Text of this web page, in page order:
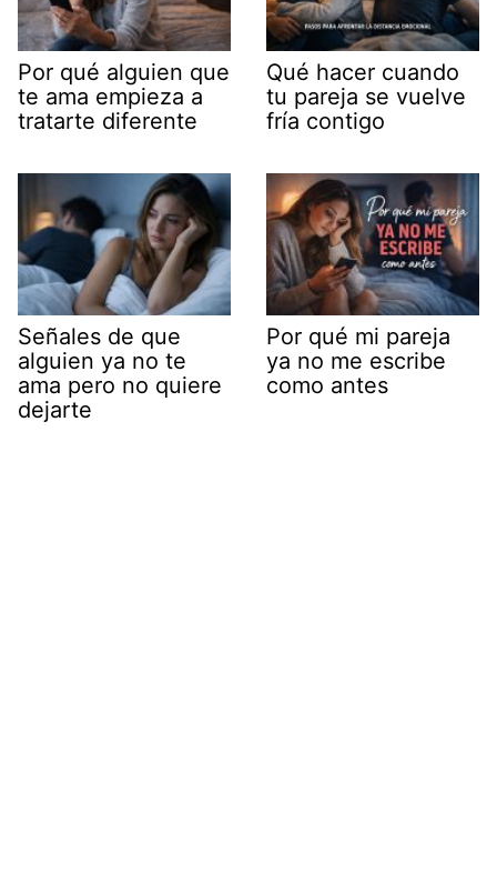
Por qué alguien que
te ama empieza a
tratarte diferente
Qué hacer cuando
tu pareja se vuelve
fría contigo
Señales de que
alguien ya no te
ama pero no quiere
dejarte
Por qué mi pareja
ya no me escribe
como antes